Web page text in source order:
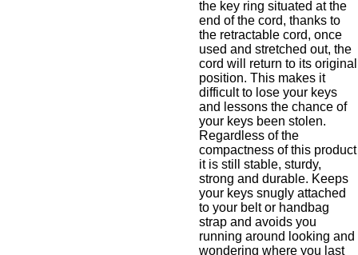
the key ring situated at the
end of the cord, thanks to
the retractable cord, once
used and stretched out, the
cord will return to its original
position. This makes it
difficult to lose your keys
and lessons the chance of
your keys been stolen.
Regardless of the
compactness of this product
it is still stable, sturdy,
strong and durable. Keeps
your keys snugly attached
to your belt or handbag
strap and avoids you
running around looking and
wondering where you last